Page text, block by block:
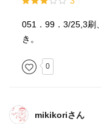
051．99．3/25,3刷
き。
0
mikikoriさん